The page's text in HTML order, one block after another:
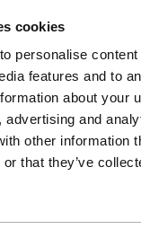
cookies
personalise
features and to
about your
advertising and
other information
that they’ve